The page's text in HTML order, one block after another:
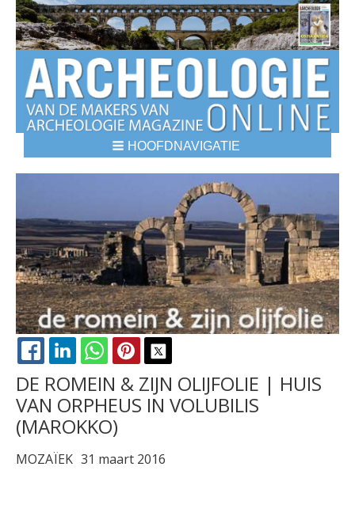
HOOFDNAVIGATIE
FACEBOOK
LINKEDINWHATSAPPPINTEREST
DE ROMEIN & ZIJN OLIJFOLIE | HUIS
VAN ORPHEUS IN VOLUBILIS
(MAROKKO)
MOZAÏEK 31 maart 2016